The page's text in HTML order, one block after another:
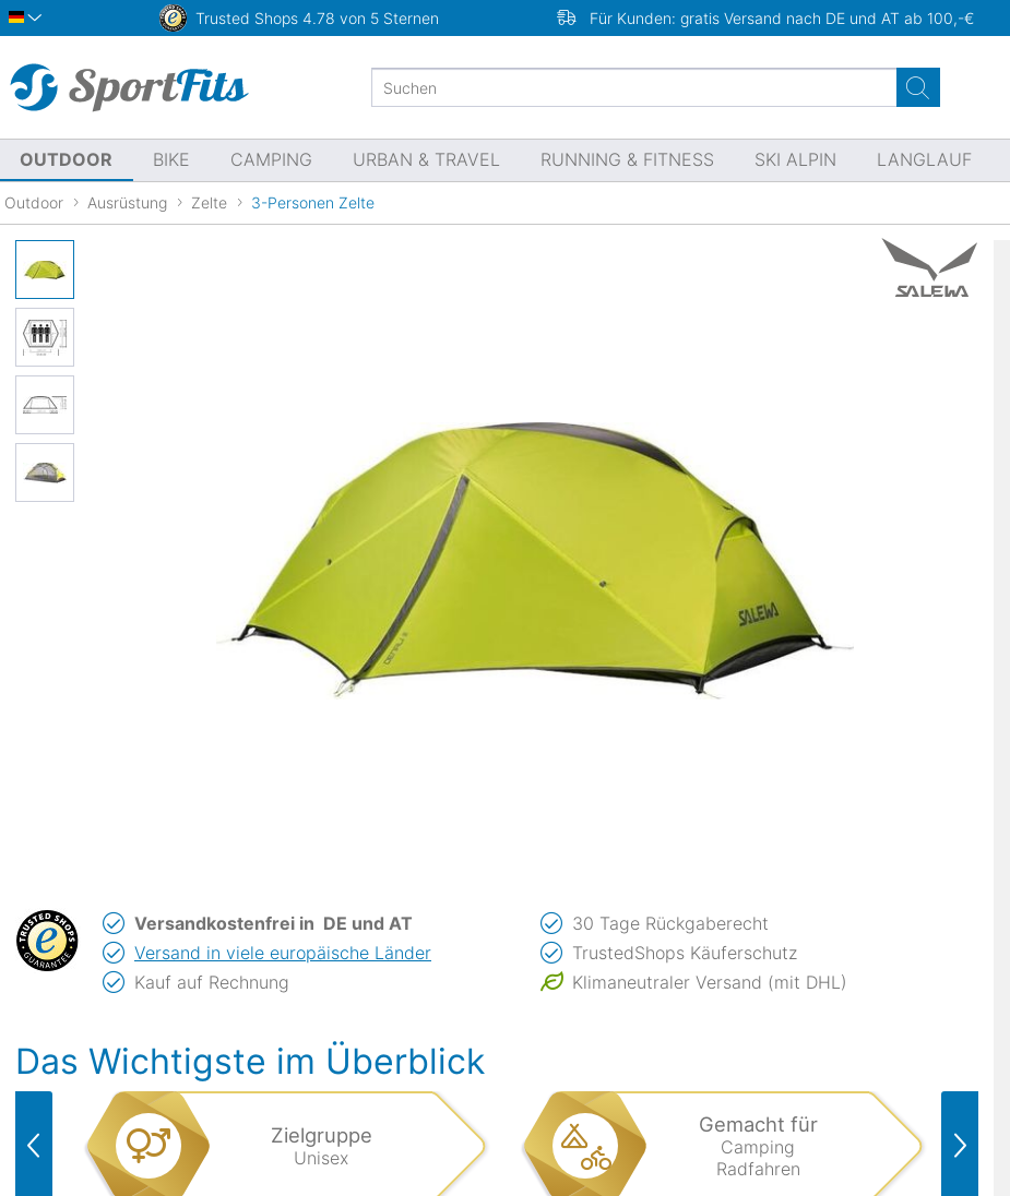
Deutsch Trusted Shops 4.78 von 5 Sternen Für Kunden: gratis Versand nach DE und AT ab 100,-€
OUTDOOR BIKE CAMPING URBAN & TRAVEL RUNNING & FITNESS SKI ALPIN LANGLAUF
Outdoor Ausrüstung Zelte 3-Personen Zelte
Versandkostenfrei in DE und AT
Versand in viele europäische Länder
Kauf auf Rechnung
30 Tage Rückgaberecht
TrustedShops Käuferschutz
Klimaneutraler Versand (mit DHL)
Das Wichtigste im Überblick
Zielgruppe
Unisex
Gemacht für
Camping
Radfahren